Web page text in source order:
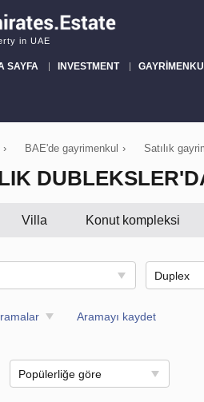
in UAE
SAYFA INVESTMENT
› BAE'de gayrimenkul › Satılık
Villa Konut kompleksi
Duplex
Aramayı kaydet
Popülerliğe göre